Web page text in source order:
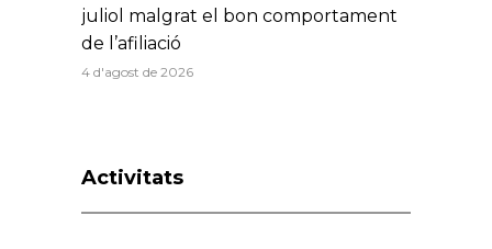
juliol malgrat el bon comportament
de l’afiliació
4 d'agost de 2026
Activitats